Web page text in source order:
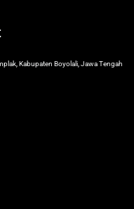
Kabupaten Boyolali, Jawa Tengah